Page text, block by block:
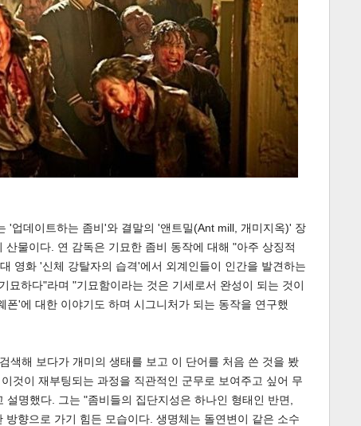
'업데이트하는 좀비'와 결말의 '앤트밀(Ant mill, 개미지옥)' 장
물이다. 연 감독은 기묘한 좀비 동작에 대해 "아주 상징적
영화 '신체 강탈자의 습격'에서 외계인들이 인간을 발견하는
묘하다"라며 "기묘함이라는 것은 기세로서 완성이 되는 것이
폰'에 대한 이야기도 하며 시그니처가 되는 동작을 연구했
색해 보다가 개미의 생태를 보고 이 단어를 처음 쓴 것을 봤
것이 재부팅되는 과정을 직관적인 군무로 보여주고 싶어 무
명했다. 그는 "좀비들의 집단지성은 하나인 형태인 반면,
향으로 가기 힘든 모습이다. 생명체는 돌연변이 같은 소수